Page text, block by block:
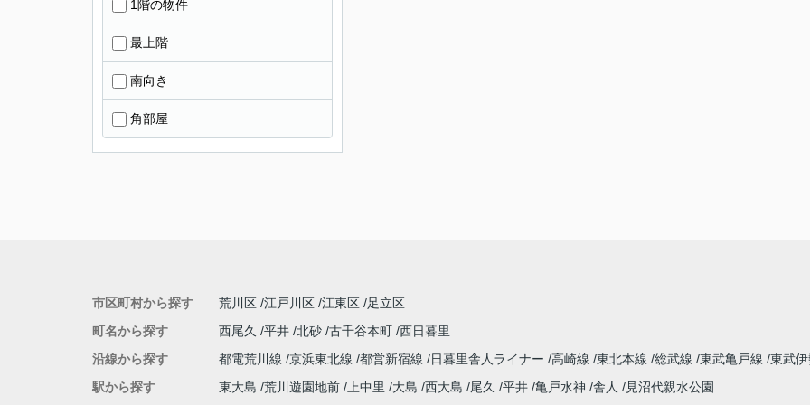
1階の物件
最上階
南向き
角部屋
市区町村から探す 荒川区 江戸川区 江東区
足立区
町名から探す
西尾久 平井 北砂 古千谷本町 西日暮里
沿線から探す
都電荒川線 京浜東北線 都営新宿線 日暮里舎人ライナー 高崎線 東北本線 総武線 東武亀戸線 東武
駅から探す
東大島 荒川遊園地前 上中里 大島 西大島 尾久 平井 亀戸水神 舎人 見沼代親水公園